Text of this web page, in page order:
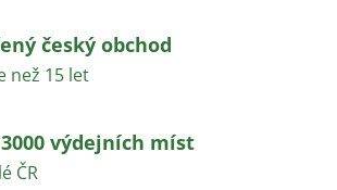
český obchod
než 15 let
výdejních míst
ČR